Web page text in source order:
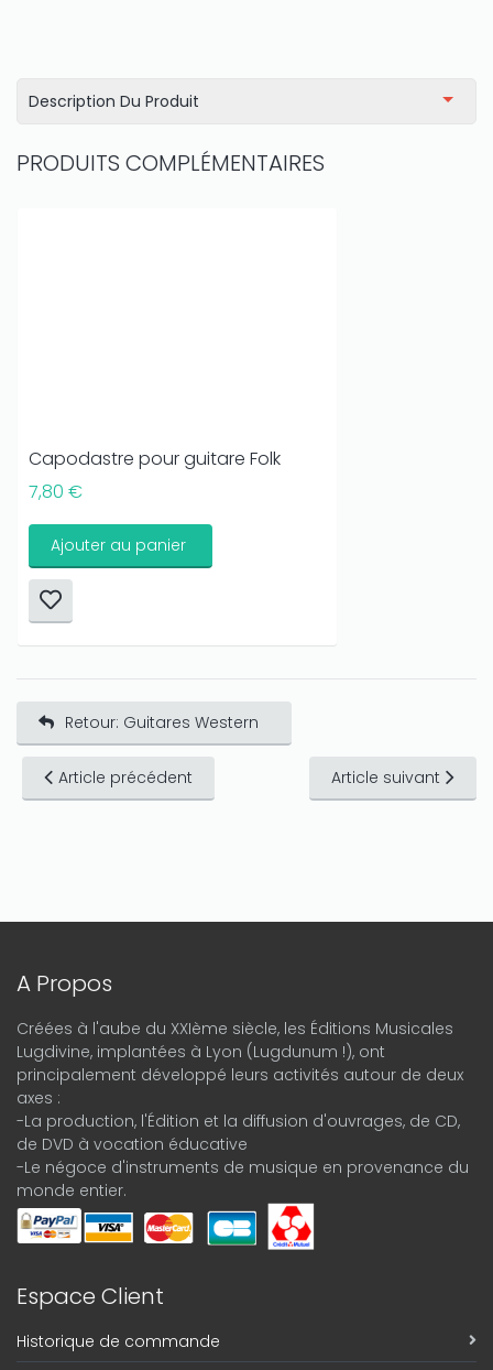
Description Du Produit
PRODUITS COMPLÉMENTAIRES
Capodastre pour guitare Folk
7,80 €
Ajouter au panier
Retour: Guitares Western
Article précédent Article suivant
A Propos
Créées à l'aube du XXIème siècle, les Éditions Musicales
Lugdivine, implantées à Lyon (Lugdunum !), ont
principalement développé leurs activités autour de deux
axes :
-La production, l'Édition et la diffusion d'ouvrages, de CD,
de DVD à vocation éducative
-Le négoce d'instruments de musique en provenance du
monde entier.
Espace Client
Historique de commande